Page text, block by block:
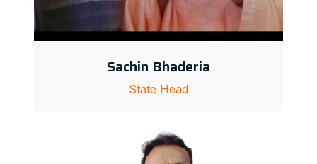
Sachin Bhaderia
State Head